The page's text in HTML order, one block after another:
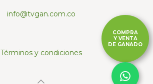
info@tvgan.com.co
Términos y condiciones
COMPRA
Y VENTA
DE GANADO